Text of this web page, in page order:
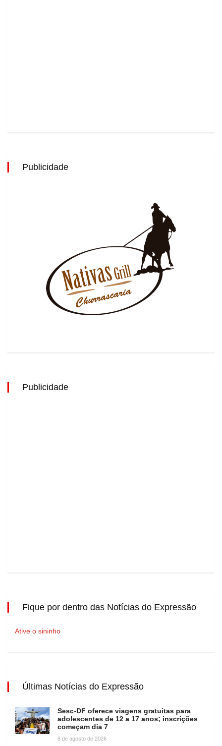
Publicidade
Publicidade
Fique por dentro das Notícias do Expressão
Ative o sininho
Últimas Notícias do Expressão
Sesc-DF oferece viagens gratuitas para
adolescentes de 12 a 17 anos; inscrições
começam dia 7
8 de agosto de 2026